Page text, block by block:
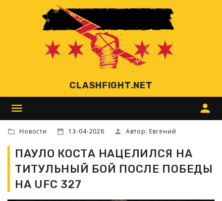
CLASHFIGHT.NET
menu person
Новости 13-04-2026 Автор:Евгений
ПАУЛО КОСТА НАЦЕЛИЛСЯ НА
ТИТУЛЬНЫЙ БОЙ ПОСЛЕ ПОБЕДЫ
НА UFC 327